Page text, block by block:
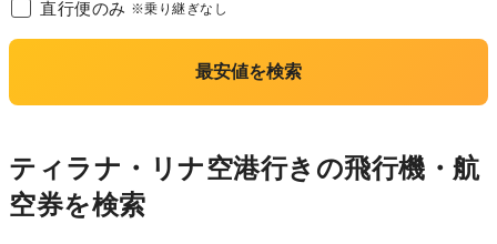
直行便のみ ※乗り継ぎなし
最安値を検索
ティラナ・リナ空港行きの飛行機・航
空券を検索